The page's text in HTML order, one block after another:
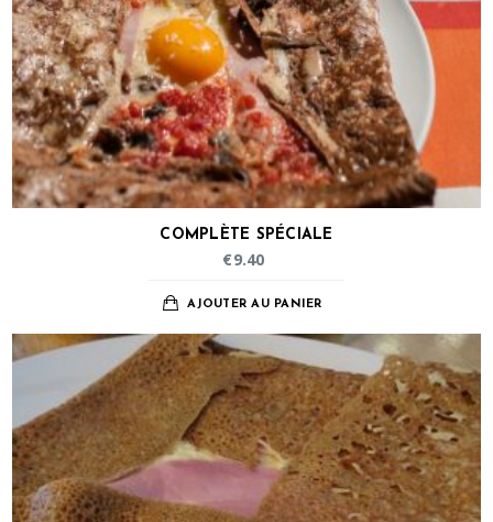
COMPLÈTE SPÉCIALE
€9.40
AJOUTER AU PANIER